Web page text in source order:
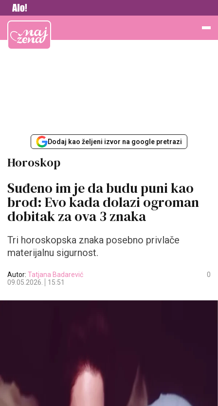
Vesti
Najžena
Dodaj kao željeni izvor na google pretrazi
Horoskop
Suđeno im je da budu puni kao
brod: Evo kada dolazi ogroman
dobitak za ova 3 znaka
Tri horoskopska znaka posebno privlače
materijalnu sigurnost.
Autor: Tatjana Badarević
09.05.2026.
15:51
0